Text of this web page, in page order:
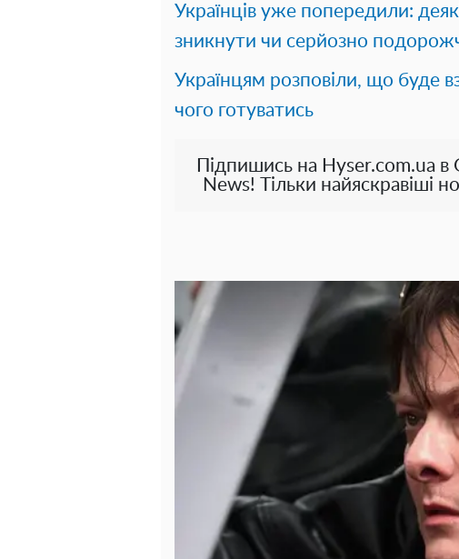
Українців уже попередили:
зникнути чи серйозно
Українцям розповіли, що буде
чого готуватись
Підпишись на Hyser.com.ua в
News! Тільки найяскравіші